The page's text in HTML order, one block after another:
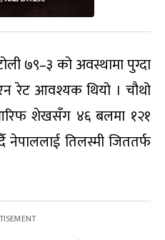
७९–३ को अवस्थामा पुग्दा
रेट आवश्यक थियो । चौथो
शेखसँग ४६ बलमा १२१
नेपाललाई तिलस्मी जिततर्फ